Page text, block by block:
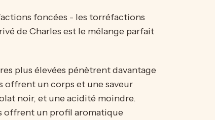
foncées - les torréfactions
de Charles est le mélange parfait
plus élevées pénètrent davantage
offrent un corps et une saveur
noir, et une acidité moindre.
offrent un profil aromatique